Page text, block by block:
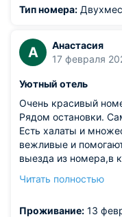
Тип номера:
А
Анастасия
17 февраля
Уютный отель
Очень красивый
Рядом остановки.
Есть халаты и
вежливые и
выезда из номера,в
чайник и
был выше всяких
Читать полностью
Проживание: 13